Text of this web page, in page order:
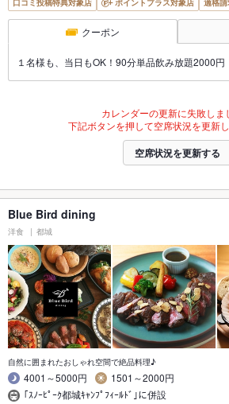
口コミ投稿特典対象店 ポイントプラス対象店 適格
クーポン
１名様も、当日もOK！90分単品飲み放題2000円
カレンダーの更新に失敗しま
下記ボタンを押して空席状況を更新し
空席状況を更新する
Blue Bird dining
洋食 都城
自然に囲まれたおしゃれ空間で絶品料理♪
4001～5000円
1501～2000円
｢ｽﾉｰﾋﾟｰｸ都城ｷｬﾝﾌﾟﾌｨｰﾙﾄﾞ｣に併設